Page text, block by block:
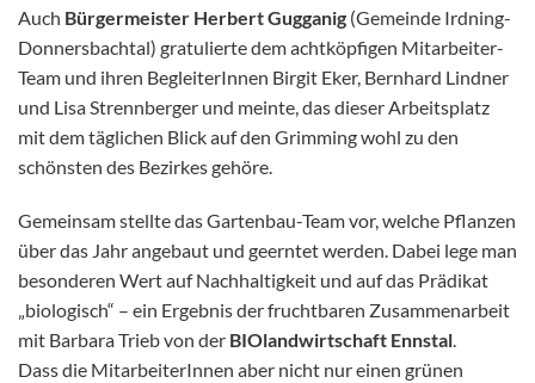
Auch Bürgermeister Herbert Gugganig (Gemeinde Irdning-
Donnersbachtal) gratulierte dem achtköpfigen Mitarbeiter-
Team und ihren BegleiterInnen Birgit Eker, Bernhard Lindner
und Lisa Strennberger und meinte, das dieser Arbeitsplatz
mit dem täglichen Blick auf den Grimming wohl zu den
schönsten des Bezirkes gehöre.
Gemeinsam stellte das Gartenbau-Team vor, welche Pflanzen
über das Jahr angebaut und geerntet werden. Dabei lege man
besonderen Wert auf Nachhaltigkeit und auf das Prädikat
„biologisch“ – ein Ergebnis der fruchtbaren Zusammenarbeit
mit Barbara Trieb von der BIOlandwirtschaft Ennstal.
Dass die MitarbeiterInnen aber nicht nur einen grünen